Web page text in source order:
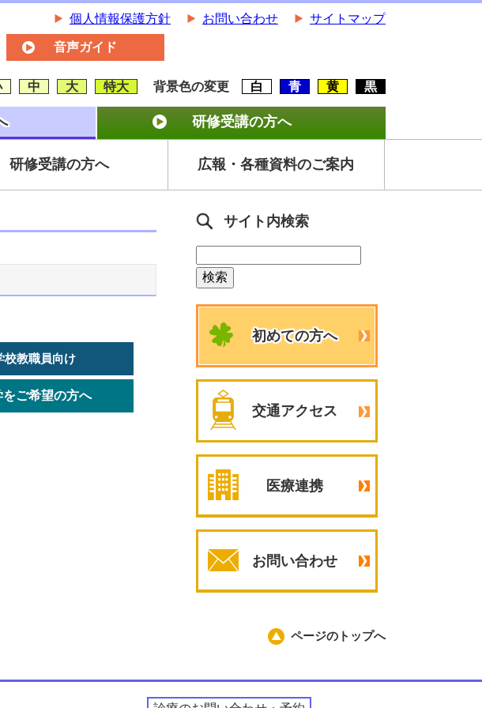
個人情報保護方針 お問い合わせ サイトマップ
音声ガイド
中 大 特大 背景色の変更 白 青 黄 黒
研修受講の方へ
研修受講の方へ 広報・各種資料のご案内
校教職員向け
をご希望の方へ
サイト内検索
初めての方へ
交通アクセス
医療連携
お問い合わせ
ページのトップへ